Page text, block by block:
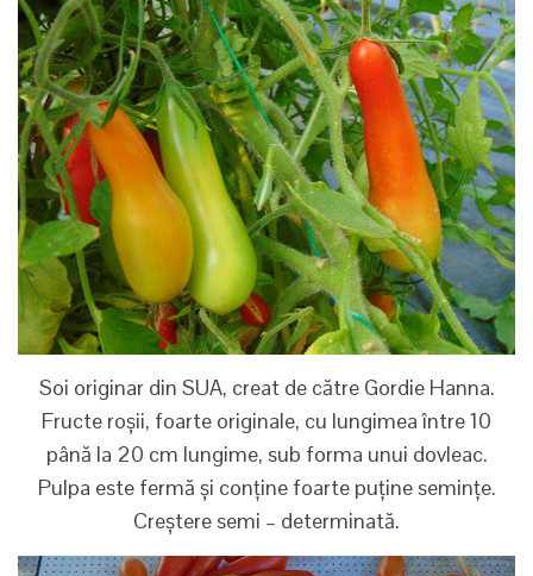
Soi originar din SUA, creat de către Gordie Hanna.
Fructe roșii, foarte originale, cu lungimea între 10
până la 20 cm lungime, sub forma unui dovleac.
Pulpa este fermă și conține foarte puține semințe.
Creștere semi – determinată.